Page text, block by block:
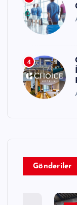
4
Gönderiler